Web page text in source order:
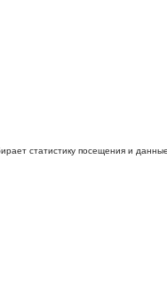
статистику посещения и данные